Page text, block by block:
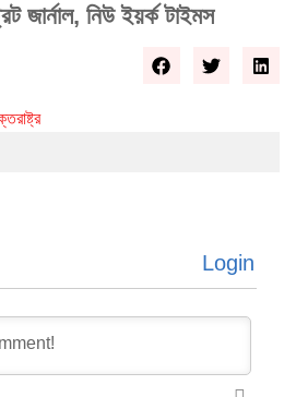
জার্নাল, নিউ ইয়র্ক টাইমস
Login